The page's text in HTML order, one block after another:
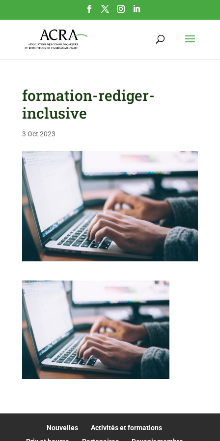
formation-rediger-
inclusive
3 Oct 2023
Nouvelles
Activités et formations